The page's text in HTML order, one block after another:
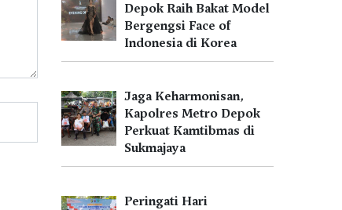
Depok Raih Bakat Model
Bergengsi Face of
Indonesia di Korea
Jaga Keharmonisan,
Kapolres Metro Depok
Perkuat Kamtibmas di
Sukmajaya
Peringati Hari